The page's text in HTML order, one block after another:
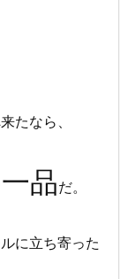
たなら、
品だ。
に立ち寄った